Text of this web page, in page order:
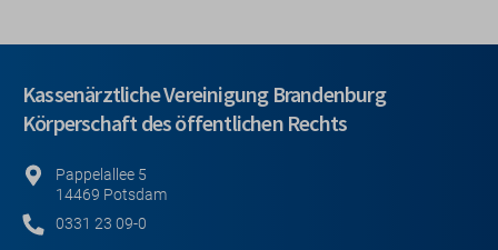
Kassenärztliche Vereinigung Brandenburg
Körperschaft des öffentlichen Rechts
Pappelallee 5
14469 Potsdam
0331 23 09-0